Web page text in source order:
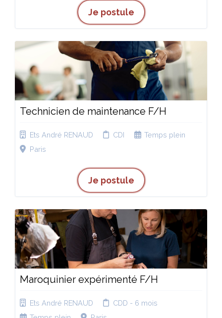
Je postule
Technicien de maintenance F/H
Ets André RENAUD CDI
Temps plein
Paris
Je postule
Maroquinier expérimenté F/H
Ets André RENAUD
CDD - 6 mois